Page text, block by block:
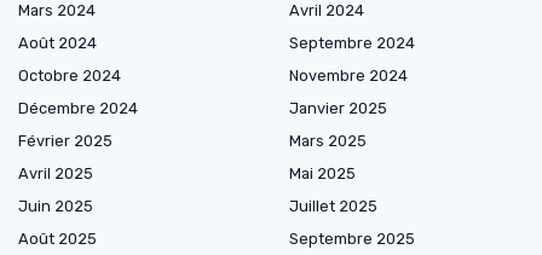
Mars 2024
Avril 2024
Août 2024
Septembre 2024
Octobre 2024
Novembre 2024
Décembre 2024
Janvier 2025
Février 2025
Mars 2025
Avril 2025
Mai 2025
Juin 2025
Juillet 2025
Août 2025
Septembre 2025